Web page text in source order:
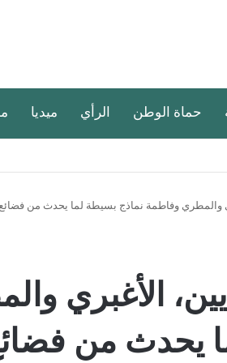
حماة الوطن الرأي ميديا
والمطري وفاطمة نماذج بسيطة لما يحدث من
الأغبري
يحدث من